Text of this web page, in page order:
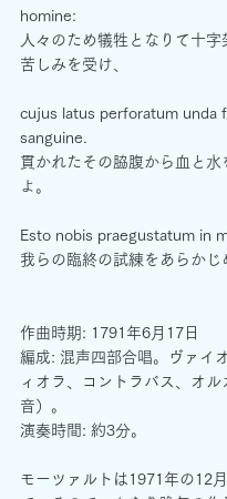
homine:
人々のため犠牲となりて十字
苦しみを受け、
cujus latus perforatum unda
sanguine.
貫かれたその脇腹から血と水
よ。
Esto nobis praegustatum in
我らの臨終の試練をあらかじ
作曲時期: 1791年6月17日
編成: 混声四部合唱。ヴァイ
ィオラ、コントラバス、オル
音）。
演奏時間: 約3分。
モーツァルトは1971年の12